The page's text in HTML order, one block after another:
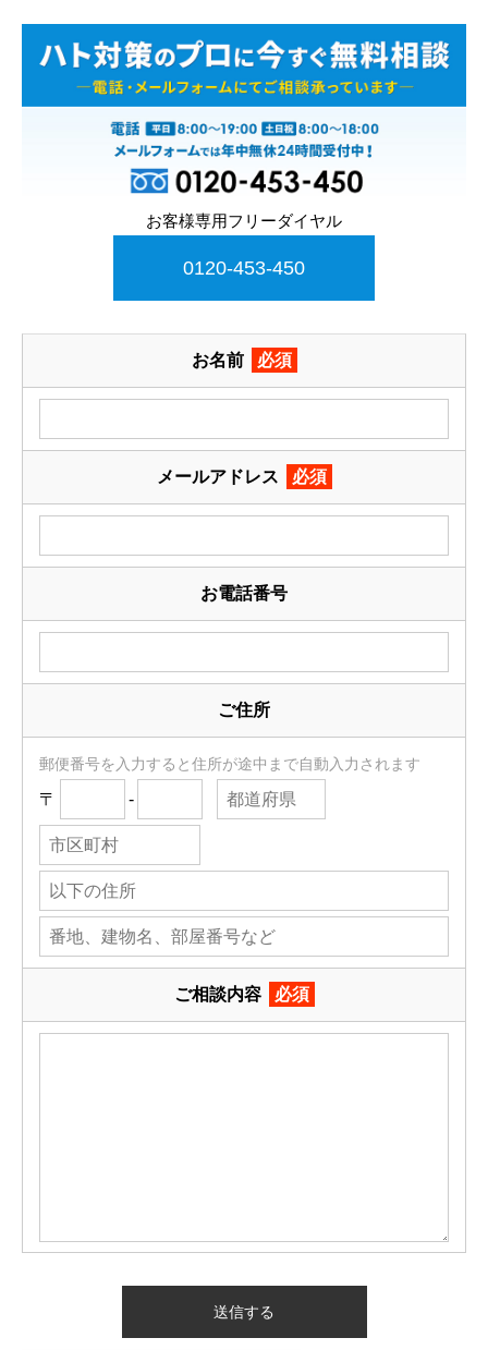
お客様専用フリーダイヤル
0120-453-450
お名前 必須
メールアドレス 必須
お電話番号
ご住所
郵便番号を入力すると住所が途中まで自動入力されます
〒 -
ご相談内容 必須